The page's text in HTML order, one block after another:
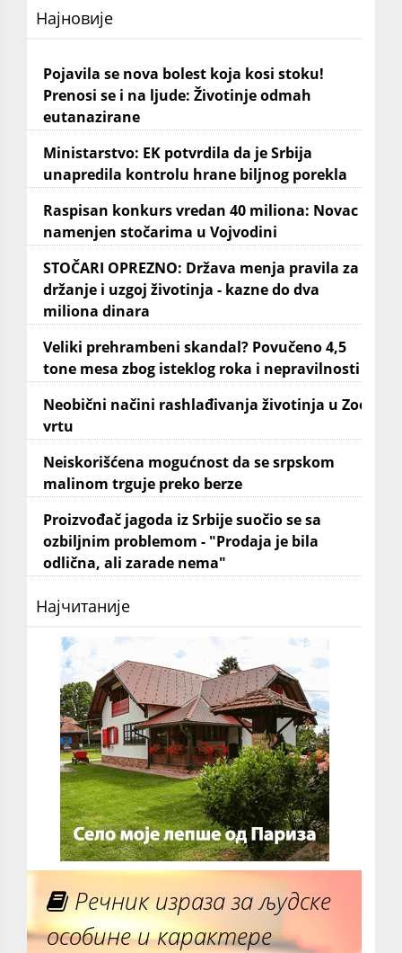
Најновије
Pojavila se nova bolest koja kosi stoku!
Prenosi se i na ljude: Životinje odmah
eutanazirane
Ministarstvo: EK potvrdila da je Srbija
unapredila kontrolu hrane biljnog porekla
Raspisan konkurs vredan 40 miliona: Novac
namenjen stočarima u Vojvodini
STOČARI OPREZNO: Država menja pravila za
držanje i uzgoj životinja - kazne do dva
miliona dinara
Veliki prehrambeni skandal? Povučeno 4,5
tone mesa zbog isteklog roka i nepravilnosti
Neobični načini rashlađivanja životinja u Zoo
vrtu
Neiskorišćena mogućnost da se srpskom
malinom trguje preko berze
Proizvođač jagoda iz Srbije suočio se sa
ozbiljnim problemom - "Prodaja je bila
odlična, ali zarade nema"
Најчитаније
Речник израза за људске
особине и карактере